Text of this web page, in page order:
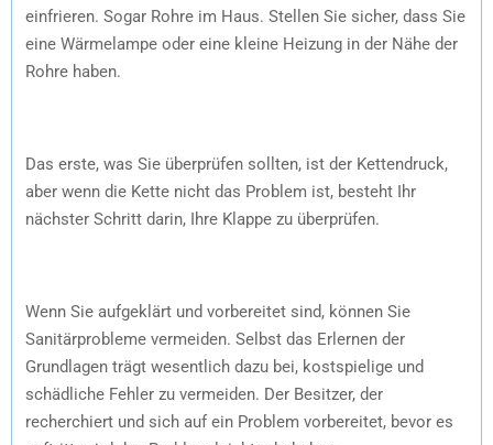
einfrieren. Sogar Rohre im Haus. Stellen Sie sicher, dass Sie
eine Wärmelampe oder eine kleine Heizung in der Nähe der
Rohre haben.
Das erste, was Sie überprüfen sollten, ist der Kettendruck,
aber wenn die Kette nicht das Problem ist, besteht Ihr
nächster Schritt darin, Ihre Klappe zu überprüfen.
Wenn Sie aufgeklärt und vorbereitet sind, können Sie
Sanitärprobleme vermeiden. Selbst das Erlernen der
Grundlagen trägt wesentlich dazu bei, kostspielige und
schädliche Fehler zu vermeiden. Der Besitzer, der
recherchiert und sich auf ein Problem vorbereitet, bevor es